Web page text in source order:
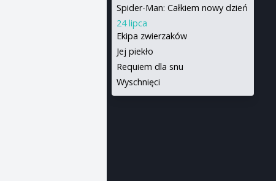
Spider-Man: Całkiem nowy dzień
24 lipca
Ekipa zwierzaków
Jej piekło
Requiem dla snu
Wyschnięci